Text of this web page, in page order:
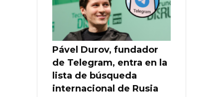
Pável Durov, fundador
de Telegram, entra en la
lista de búsqueda
internacional de Rusia